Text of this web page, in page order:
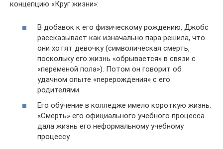
концепцию «Круг жизни»:
В добавок к его физическому рождению, Джобс
рассказывает как изначально пара решила, что
они хотят девочку (символическая смерть,
поскольку его жизнь «обрывается» в связи с
«переменой пола»). Потом он говорит об
удачном опыте «перерождения» с его
родителями.
Его обучение в колледже имело короткую жизнь.
«Смерть» его официального учебного процесса
дала жизнь его неформальному учебному
процессу.